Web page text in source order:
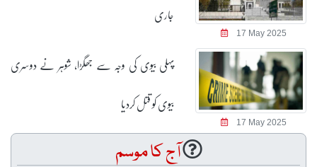
17 May 2025
جاری
17 May 2025
پہلی بیوی کی وجہ سے جھگڑا، شوہر نے دوسری
بیوی کو قتل کردیا
آج کا موسم